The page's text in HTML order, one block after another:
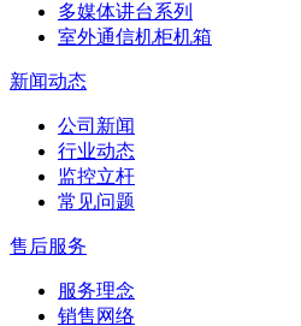
多媒体讲台系列
室外通信机柜机箱
新闻动态
公司新闻
行业动态
监控立杆
常见问题
售后服务
服务理念
销售网络